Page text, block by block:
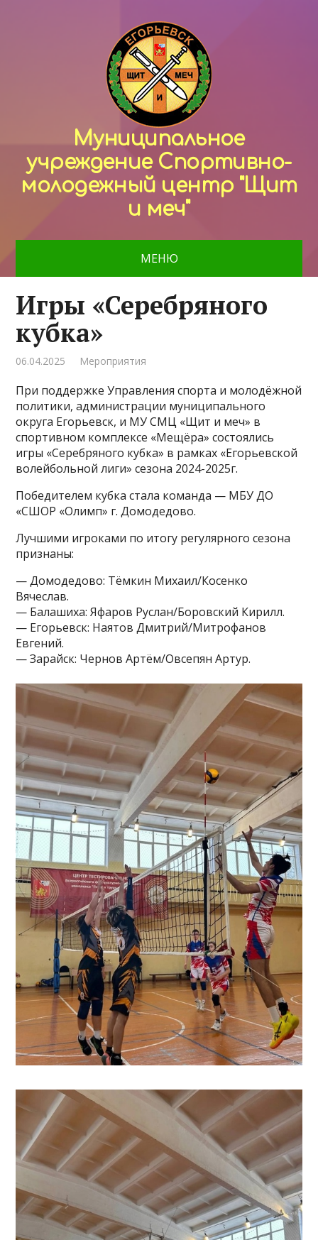
Муниципальное
учреждение Спортивно-
молодежный центр "Щит
и меч"
МЕНЮ
Игры «Серебряного
кубка»
06.04.2025 Мероприятия
При поддержке Управления спорта и молодёжной
политики, администрации муниципального
округа Егорьевск, и МУ СМЦ «Щит и меч» в
спортивном комплексе «Мещёра» состоялись
игры «Серебряного кубка» в рамках «Егорьевской
волейбольной лиги» сезона 2024-2025г.
Победителем кубка стала команда — МБУ ДО
«СШОР «Олимп» г. Домодедово.
Лучшими игроками по итогу регулярного сезона
признаны:
— Домодедово: Тёмкин Михаил/Косенко
Вячеслав.
— Балашиха: Яфаров Руслан/Боровский Кирилл.
— Егорьевск: Наятов Дмитрий/Митрофанов
Евгений.
— Зарайск: Чернов Артём/Овсепян Артур.